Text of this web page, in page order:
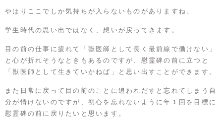
やはりここでしか気持ちが入らないものがありますね。
学生時代の思い出ではなく、想いが戻ってきます。
目の前の仕事に疲れて「獣医師として長く最前線で働けない」
と心が折れそうなときもあるのですが、慰霊碑の前に立つと
「獣医師として生きていかねば」と思い出すことができます。
また日常に戻って目の前のことに追われだすと忘れてしまう自
分が情けないのですが、初心を忘れないように年１回を目標に
慰霊碑の前に戻りたいと思います。